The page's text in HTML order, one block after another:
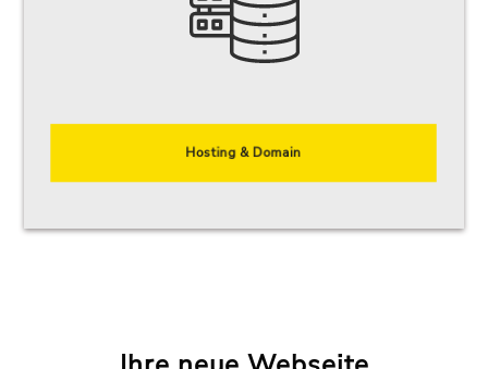
Hosting & Domain
DOMAIN REGISTRIERUNG
RESELLER HOSTING
VPS & CLOUD
SECURITY SERVICES